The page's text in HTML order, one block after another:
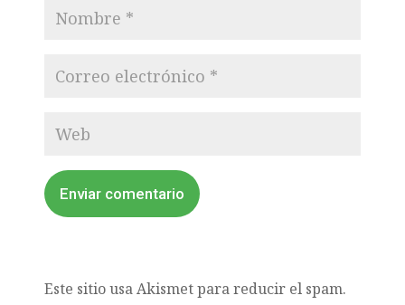
Enviar comentario
Este sitio usa Akismet para reducir el spam.